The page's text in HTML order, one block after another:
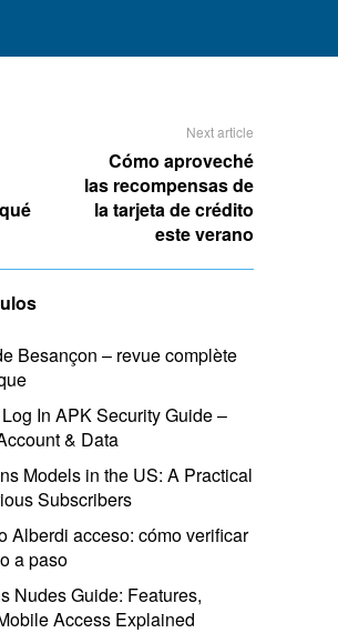
Next article
Cómo aproveché
las recompensas de
la tarjeta de crédito
este verano
Besançon – revue complète
In APK Security Guide –
& Data
Models in the US: A Practical
Subscribers
Alberdi acceso: cómo verificar
a paso
Nudes Guide: Features,
Access Explained